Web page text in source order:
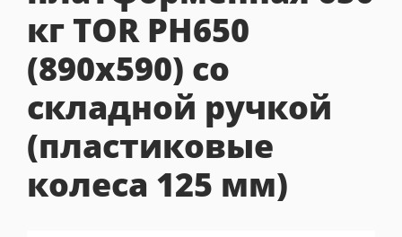
кг TOR PH650
(890x590) со
складной ручкой
(пластиковые
колеса 125 мм)